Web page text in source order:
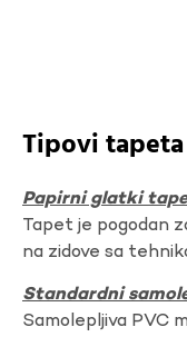
Tipovi tapeta
Papirni glatki
Tapet je pogodan
na zidove sa
Standardni
Samolepljiva PVC